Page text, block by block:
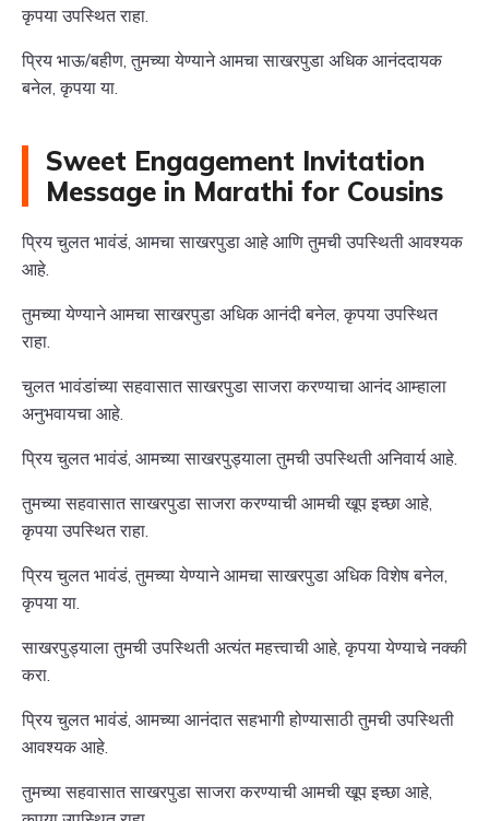
कृपया उपस्थित राहा.
प्रिय भाऊ/बहीण, तुमच्या येण्याने आमचा साखरपुडा अधिक आनंददायक
बनेल, कृपया या.
Sweet Engagement Invitation
Message in Marathi for Cousins
प्रिय चुलत भावंडं, आमचा साखरपुडा आहे आणि तुमची उपस्थिती आवश्यक
आहे.
तुमच्या येण्याने आमचा साखरपुडा अधिक आनंदी बनेल, कृपया उपस्थित
राहा.
चुलत भावंडांच्या सहवासात साखरपुडा साजरा करण्याचा आनंद आम्हाला
अनुभवायचा आहे.
प्रिय चुलत भावंडं, आमच्या साखरपुड्याला तुमची उपस्थिती अनिवार्य आहे.
तुमच्या सहवासात साखरपुडा साजरा करण्याची आमची खूप इच्छा आहे,
कृपया उपस्थित राहा.
प्रिय चुलत भावंडं, तुमच्या येण्याने आमचा साखरपुडा अधिक विशेष बनेल,
कृपया या.
साखरपुड्याला तुमची उपस्थिती अत्यंत महत्त्वाची आहे, कृपया येण्याचे नक्की
करा.
प्रिय चुलत भावंडं, आमच्या आनंदात सहभागी होण्यासाठी तुमची उपस्थिती
आवश्यक आहे.
तुमच्या सहवासात साखरपुडा साजरा करण्याची आमची खूप इच्छा आहे,